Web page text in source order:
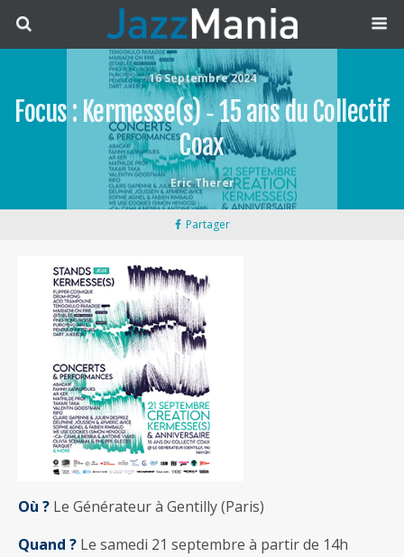
16 Septembre 2024
Focus : Kermesse(s) ‐ 15 ans du Collectif
Coax
Eric Therer
Partager
Où ? Le Générateur à Gentilly (Paris)
Quand ? Le samedi 21 septembre à partir de 14h